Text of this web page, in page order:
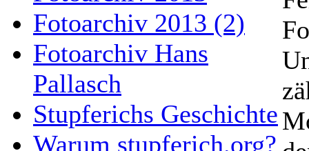
Fotoarchiv 2013 (2)
Fotoarchiv Hans
Pallasch
Stupferichs Geschichte
Warum stupferich.org?